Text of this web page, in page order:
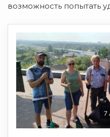
возможность попытать
7